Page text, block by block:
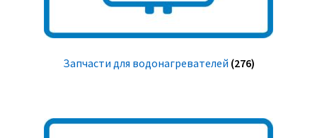
Запчасти для водонагревателей (276)